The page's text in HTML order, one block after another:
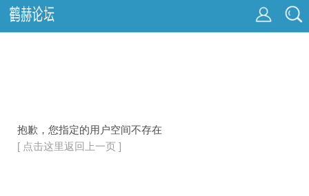
抱歉，您指定的用户空间不存在
[ 点击这里返回上一页 ]